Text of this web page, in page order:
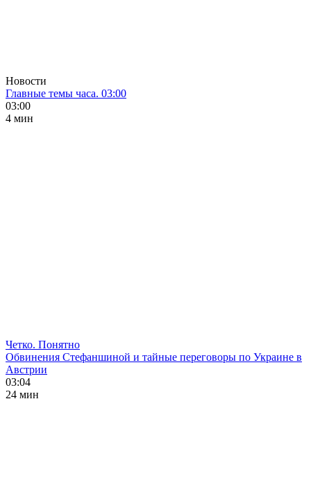
Новости
Главные темы часа. 03:00
03:00
4 мин
Четко. Понятно
Обвинения Стефаншиной и тайные переговоры по Украине в
Австрии
03:04
24 мин